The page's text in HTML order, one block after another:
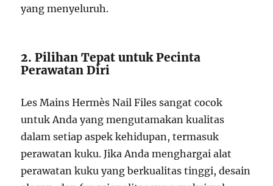
yang menyeluruh.
2. Pilihan Tepat untuk Pecinta
Perawatan Diri
Les Mains Hermès Nail Files sangat cocok
untuk Anda yang mengutamakan kualitas
dalam setiap aspek kehidupan, termasuk
perawatan kuku. Jika Anda menghargai alat
perawatan kuku yang berkualitas tinggi, desain